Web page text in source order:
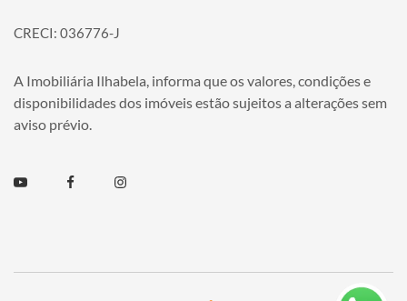
CRECI: 036776-J
A Imobiliária Ilhabela, informa que os valores, condições e
disponibilidades dos imóveis estão sujeitos a alterações sem
aviso prévio.
Youtube FacebookInstagram